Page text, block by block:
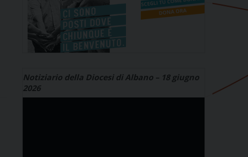
Notiziario della Diocesi di Albano – 18 giugno
2026